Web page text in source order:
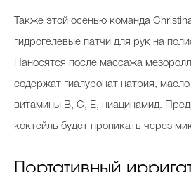
Также этой осенью команда
гидрогелевые патчи для рук на
Наносятся после массажа
содержат гиалуронат натрия,
витамины B, C, E, ниацинамид.
коктейль будет проникать через
Портативный